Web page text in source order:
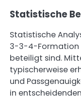
Statistische
Statistische
3-3-4-Formation
beteiligt sind.
typischerweise
und
in